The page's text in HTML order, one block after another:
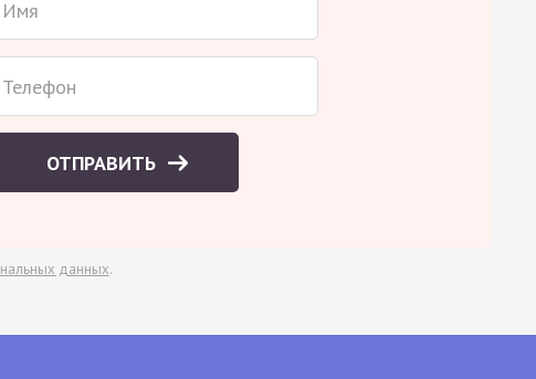
ОТПРАВИТЬ
данных.